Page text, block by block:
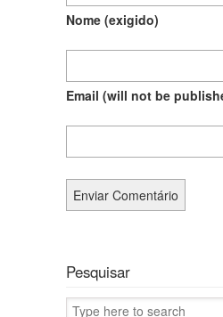
Nome (exigido)
Email (will not be
Pesquisar